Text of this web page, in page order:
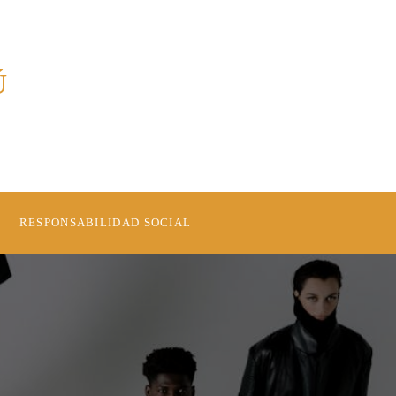
RESPONSABILIDAD SOCIAL